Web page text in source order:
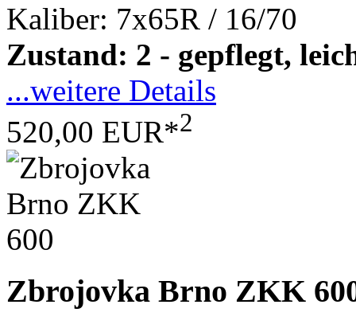
Kaliber: 7x65R / 16/70
Zustand: 2 - gepflegt,
...weitere Details
520,00 EUR*2
Zbrojovka Brno ZKK